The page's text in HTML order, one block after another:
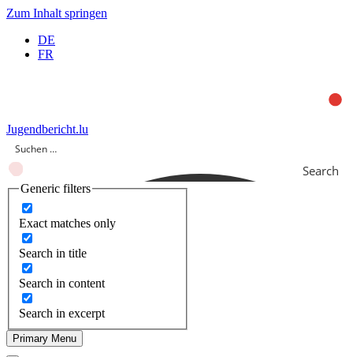
Zum Inhalt springen
DE
FR
Jugendbericht.lu
Search
Generic filters
Exact matches only
Search in title
Search in content
Search in excerpt
Primary Menu